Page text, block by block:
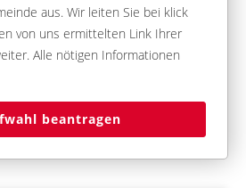
aus. Wir leiten Sie bei klick
von uns ermittelten Link Ihrer
Alle nötigen Informationen
beantragen